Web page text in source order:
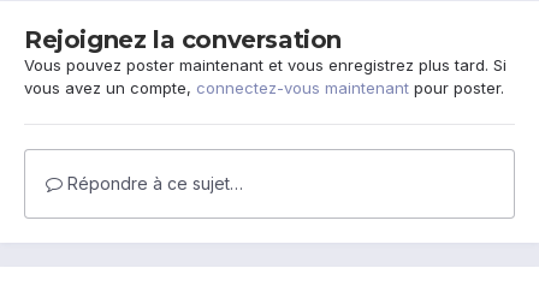
Rejoignez la conversation
Vous pouvez poster maintenant et vous enregistrez plus tard. Si
vous avez un compte, connectez-vous maintenant pour poster.
Répondre à ce sujet…